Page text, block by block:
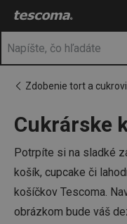
Nachádzate sa na
Zdobenie tort a
Cukrárske
Potrpíte si na sladké
košík, cupcake či
košíčkov Tescoma.
obrázkom bude váš